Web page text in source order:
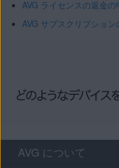
AVG ライセンスの返金の
AVG サブスクリプショ
AVG について